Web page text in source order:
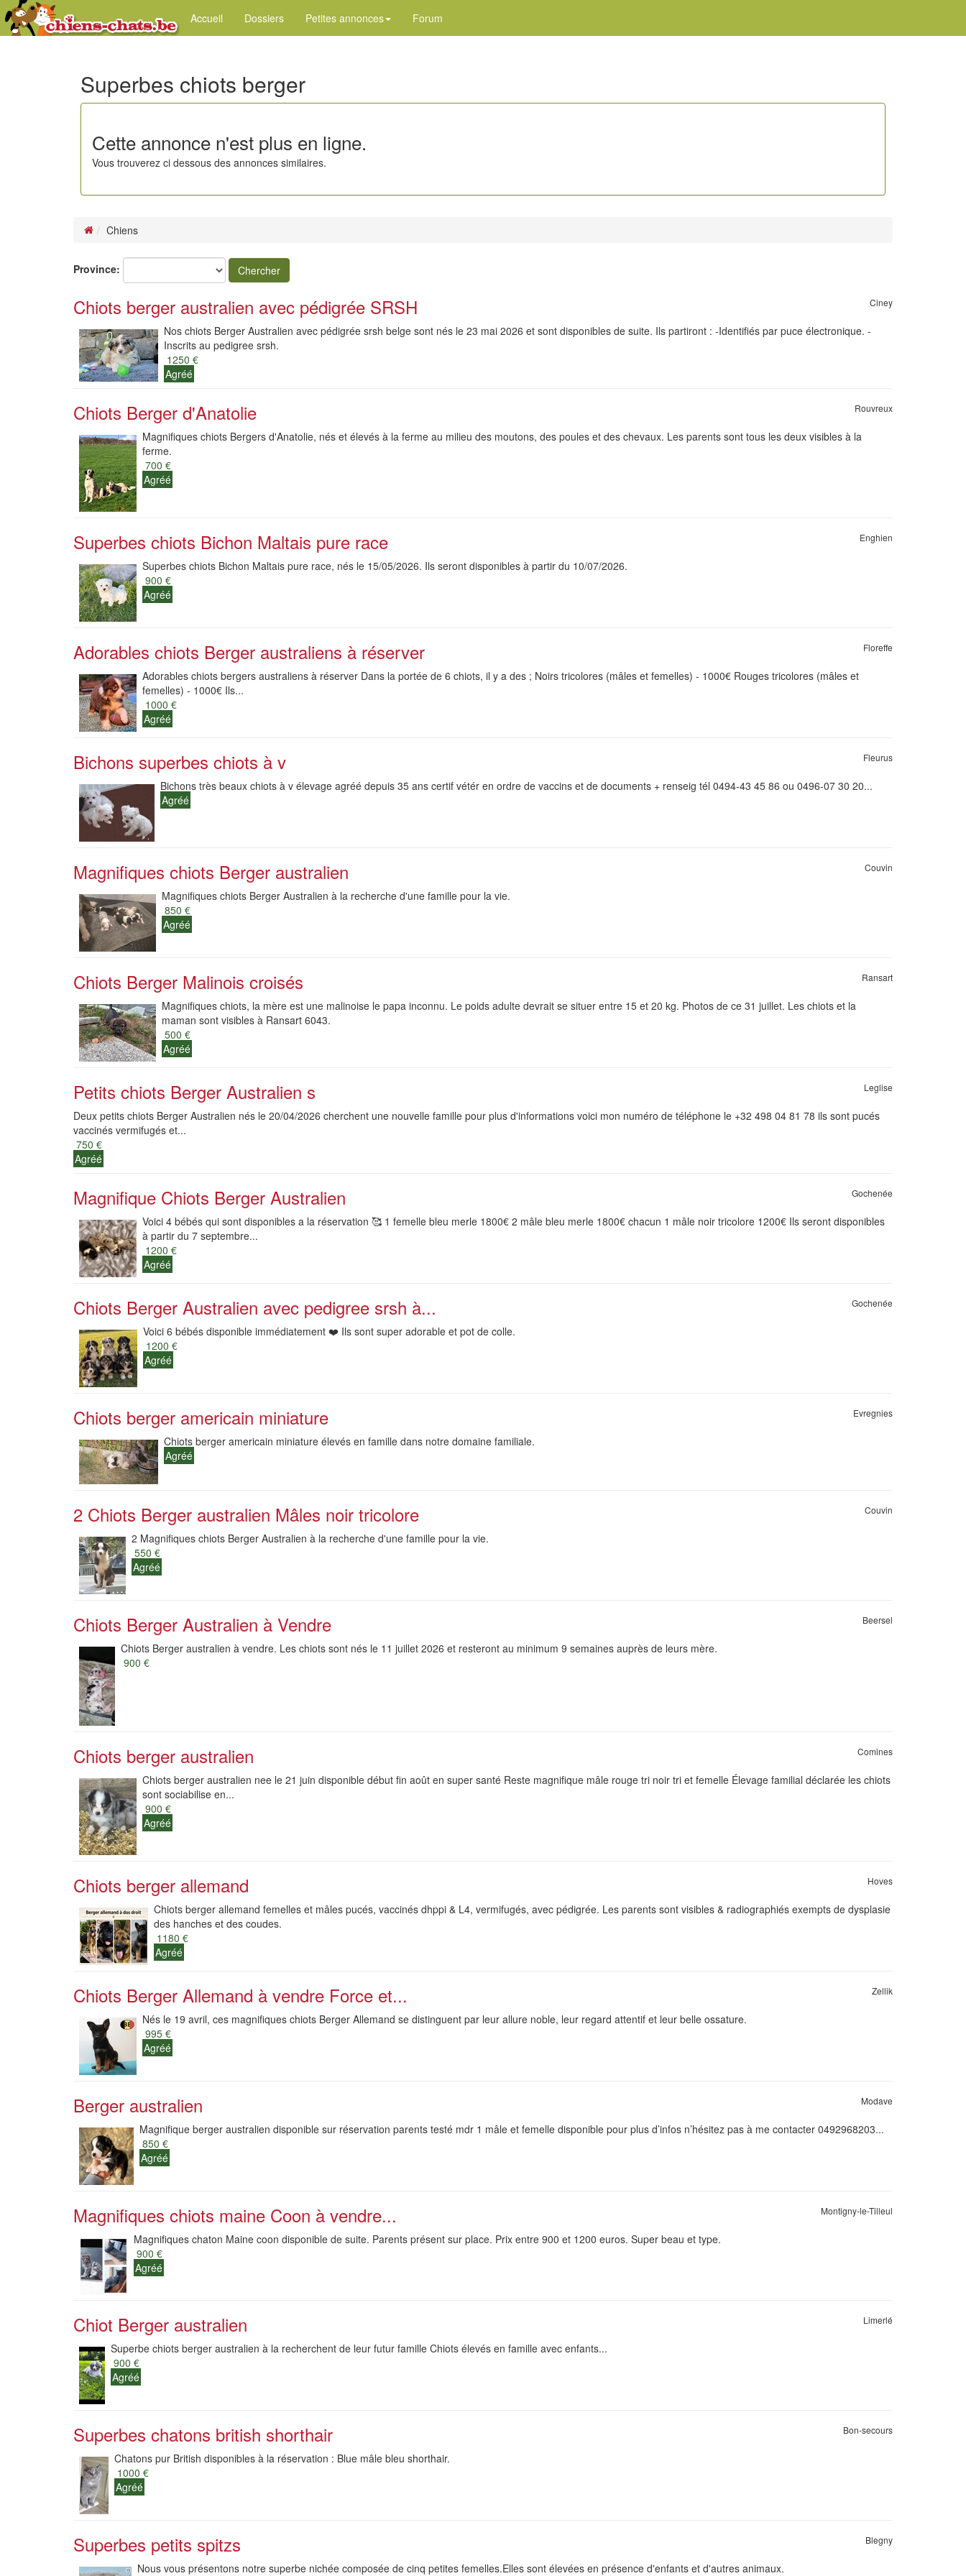
Accueil Dossiers Petites annonces Forum
Superbes chiots berger
Cette annonce n'est plus en ligne.
Vous trouverez ci dessous des annonces similaires.
Chiens
Province: Chercher
Chiots berger australien avec pédigrée SRSH Ciney
Nos chiots Berger Australien avec pédigrée srsh belge sont nés le 23 mai 2026 et sont disponibles de suite. Ils partiront : -Identifiés par puce électronique. -
Inscrits au pedigree srsh.
1250 €
Agréé
Chiots Berger d'Anatolie Rouvreux
Magnifiques chiots Bergers d'Anatolie, nés et élevés à la ferme au milieu des moutons, des poules et des chevaux. Les parents sont tous les deux visibles à la
ferme.
700 €
Agréé
Superbes chiots Bichon Maltais pure race Enghien
Superbes chiots Bichon Maltais pure race, nés le 15/05/2026. Ils seront disponibles à partir du 10/07/2026.
900 €
Agréé
Adorables chiots Berger australiens à réserver Floreffe
Adorables chiots bergers australiens à réserver Dans la portée de 6 chiots, il y a des ; Noirs tricolores (mâles et femelles) - 1000€ Rouges tricolores (mâles et
femelles) - 1000€ Ils...
1000 €
Agréé
Bichons superbes chiots à v Fleurus
Bichons très beaux chiots à v élevage agréé depuis 35 ans certif vétér en ordre de vaccins et de documents + renseig tél 0494-43 45 86 ou 0496-07 30 20...
Agréé
Magnifiques chiots Berger australien Couvin
Magnifiques chiots Berger Australien à la recherche d'une famille pour la vie.
850 €
Agréé
Chiots Berger Malinois croisés Ransart
Magnifiques chiots, la mère est une malinoise le papa inconnu. Le poids adulte devrait se situer entre 15 et 20 kg. Photos de ce 31 juillet. Les chiots et la
maman sont visibles à Ransart 6043.
500 €
Agréé
Petits chiots Berger Australien s Leglise
Deux petits chiots Berger Australien nés le 20/04/2026 cherchent une nouvelle famille pour plus d'informations voici mon numéro de téléphone le +32 498 04 81 78 ils sont pucés
vaccinés vermifugés et...
750 €
Agréé
Magnifique Chiots Berger Australien Gochenée
Voici 4 bébés qui sont disponibles a la réservation 🥰 1 femelle bleu merle 1800€ 2 mâle bleu merle 1800€ chacun 1 mâle noir tricolore 1200€ Ils seront disponibles
à partir du 7 septembre...
1200 €
Agréé
Chiots Berger Australien avec pedigree srsh à... Gochenée
Voici 6 bébés disponible immédiatement ❤️ Ils sont super adorable et pot de colle.
1200 €
Agréé
Chiots berger americain miniature Evregnies
Chiots berger americain miniature élevés en famille dans notre domaine familiale.
Agréé
2 Chiots Berger australien Mâles noir tricolore Couvin
2 Magnifiques chiots Berger Australien à la recherche d'une famille pour la vie.
550 €
Agréé
Chiots Berger Australien à Vendre Beersel
Chiots Berger australien à vendre. Les chiots sont nés le 11 juillet 2026 et resteront au minimum 9 semaines auprès de leurs mère.
900 €
Chiots berger australien Comines
Chiots berger australien nee le 21 juin disponible début fin août en super santé Reste magnifique mâle rouge tri noir tri et femelle Élevage familial déclarée les chiots
sont sociabilise en...
900 €
Agréé
Chiots berger allemand Hoves
Chiots berger allemand femelles et mâles pucés, vaccinés dhppi & L4, vermifugés, avec pédigrée. Les parents sont visibles & radiographiés exempts de dysplasie
des hanches et des coudes.
1180 €
Agréé
Chiots Berger Allemand à vendre Force et... Zellik
Nés le 19 avril, ces magnifiques chiots Berger Allemand se distinguent par leur allure noble, leur regard attentif et leur belle ossature.
995 €
Agréé
Berger australien Modave
Magnifique berger australien disponible sur réservation parents testé mdr 1 mâle et femelle disponible pour plus d’infos n’hésitez pas à me contacter 0492968203...
850 €
Agréé
Magnifiques chiots maine Coon à vendre... Montigny-le-Tilleul
Magnifiques chaton Maine coon disponible de suite. Parents présent sur place. Prix entre 900 et 1200 euros. Super beau et type.
900 €
Agréé
Chiot Berger australien Limerlé
Superbe chiots berger australien à la recherchent de leur futur famille Chiots élevés en famille avec enfants...
900 €
Agréé
Superbes chatons british shorthair Bon-secours
Chatons pur British disponibles à la réservation : Blue mâle bleu shorthair.
1000 €
Agréé
Superbes petits spitzs Blegny
Nous vous présentons notre superbe nichée composée de cinq petites femelles.Elles sont élevées en présence d'enfants et d'autres animaux.